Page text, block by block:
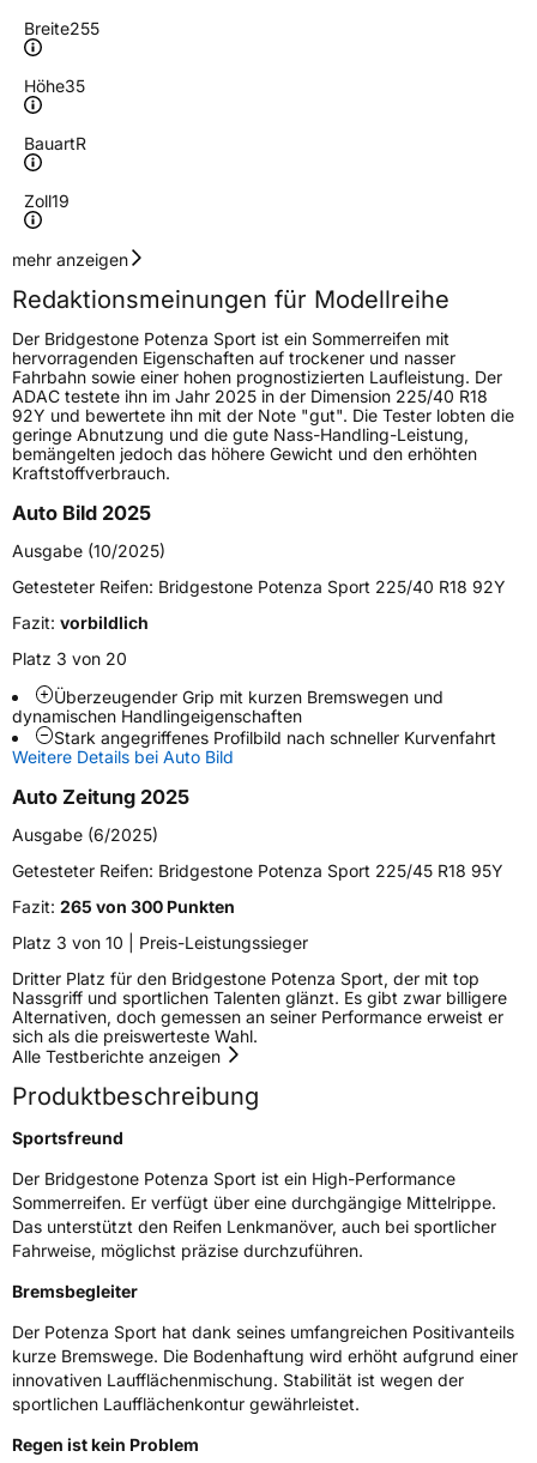
Breite255
Höhe35
BauartR
Zoll19
Geschwindigkeitsindex
Höchstgeschwindigkeit
300 km/h
Lastindex96
Höchstlast710 kg
Gewicht (in kg)11,36 kg
FahrzeugtypPKW
VerwendungSommerreifen
ModellnamePotenza Sport
FahrzeugartPKW & SUV
Weitere Eigenschaften
SchlauchtypTL
Zustand Neureifen
Verstärkt XL
Felgenschutz FP
ElektroJa
EU Label
NasshaftungA
Rollgeräusch (Klasse)B
Rollgeräusch (dB)
FahrzeugklasseC1
3PMSF / Schneeflockensymbol / Alpine-SymbolNein
EisgripNein
mehr anzeigen
Redaktionsmeinungen für Modellreihe
Der Bridgestone Potenza Sport ist ein Sommerreifen mit
hervorragenden Eigenschaften auf trockener und nasser
Fahrbahn sowie einer hohen prognostizierten Laufleistung. Der
ADAC testete ihn im Jahr 2025 in der Dimension 225/40 R18
92Y und bewertete ihn mit der Note "gut". Die Tester lobten die
geringe Abnutzung und die gute Nass-Handling-Leistung,
bemängelten jedoch das höhere Gewicht und den erhöhten
Kraftstoffverbrauch.
Auto Bild 2025
Ausgabe (10/2025)
Getesteter Reifen: Bridgestone Potenza Sport 225/40 R18 92Y
Fazit: vorbildlich
Platz 3 von 20
Überzeugender Grip mit kurzen Bremswegen und
dynamischen Handlingeigenschaften
Stark angegriffenes Profilbild nach schneller Kurvenfahrt
Weitere Details bei Auto Bild
Auto Zeitung 2025
Ausgabe (6/2025)
Getesteter Reifen: Bridgestone Potenza Sport 225/45 R18 95Y
Fazit: 265 von 300 Punkten
Platz 3 von 10 | Preis-Leistungssieger
Dritter Platz für den Bridgestone Potenza Sport, der mit top
Nassgriff und sportlichen Talenten glänzt. Es gibt zwar billigere
Alternativen, doch gemessen an seiner Performance erweist er
sich als die preiswerteste Wahl.
Alle Testberichte anzeigen
Produktbeschreibung
Sportsfreund
Der Bridgestone Potenza Sport ist ein High-Performance
Sommerreifen. Er verfügt über eine durchgängige Mittelrippe.
Das unterstützt den Reifen Lenkmanöver, auch bei sportlicher
Fahrweise, möglichst präzise durchzuführen.
Bremsbegleiter
Der Potenza Sport hat dank seines umfangreichen Positivanteils
kurze Bremswege. Die Bodenhaftung wird erhöht aufgrund einer
innovativen Laufflächenmischung. Stabilität ist wegen der
sportlichen Laufflächenkontur gewährleistet.
Regen ist kein Problem